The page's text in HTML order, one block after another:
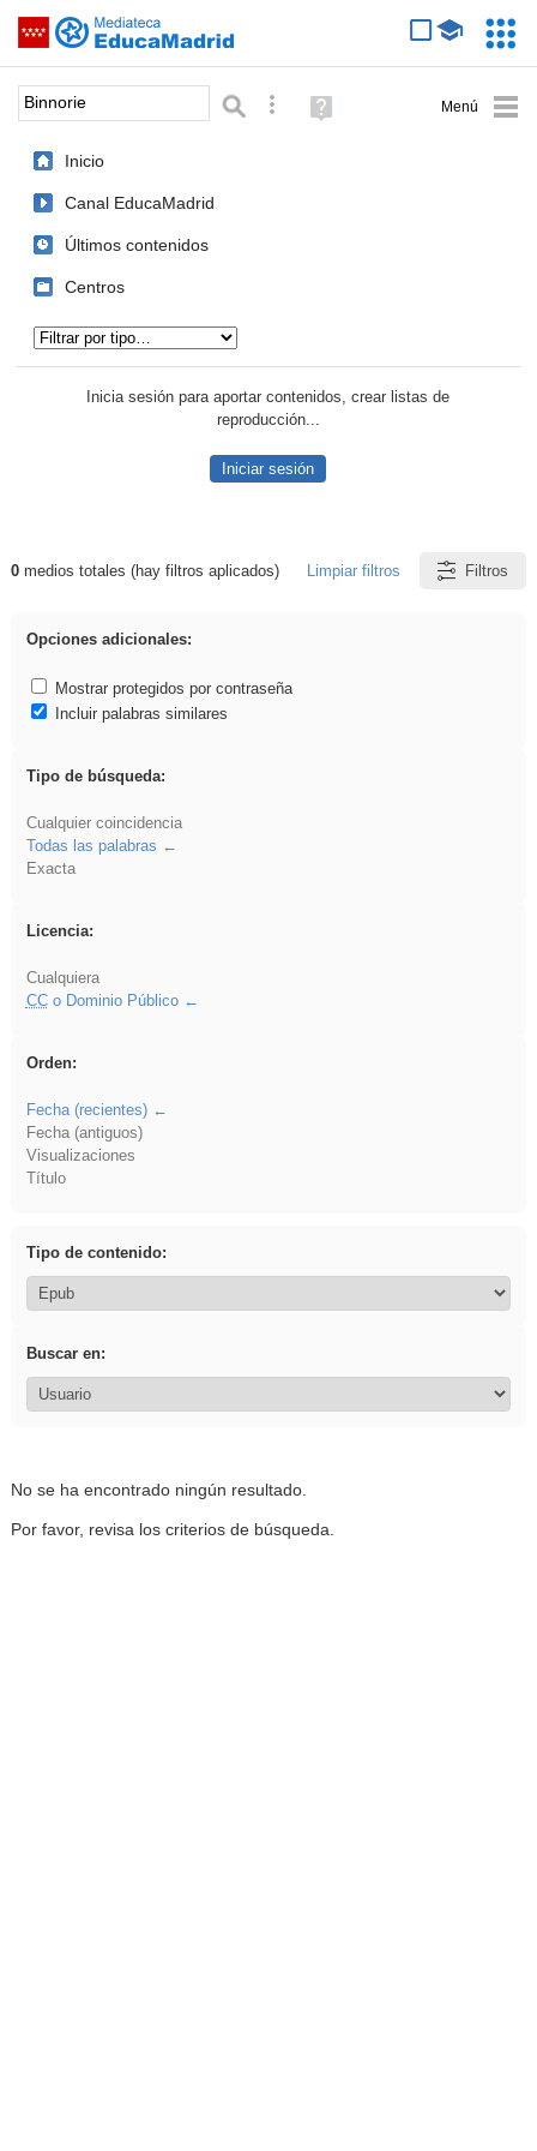
Saltar navegación
Palabra o frase: Búsqueda avanzada
Ayuda
(en
Inicio
Canal EducaMadrid
Últimos contenidos
Centros
Inicia sesión para aportar contenidos, crear listas de
reproducción...
Iniciar sesión
Resultados de: Binnorie
0medios totales (hay filtros aplicados) Limpiar filtros Filtros
Opciones adicionales:
Mostrar protegidos por contraseña
Incluir palabras similares
Tipo de búsqueda:
Cualquier coincidencia
Todas las palabras
Exacta
Licencia:
Cualquiera
CCo Dominio Público
Orden:
Fecha (recientes)
Fecha (antiguos)
Visualizaciones
Título
Tipo de contenido:
Buscar en:
No se ha encontrado ningún resultado.
Por favor, revisa los criterios de búsqueda.